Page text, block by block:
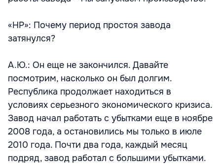
«НР»: Почему период простоя завода
затянулся?
А.Ю.: Он еще не закончился. Давайте
посмотрим, насколько он был долгим.
Республика продолжает находиться в
условиях серьезного экономического кризиса.
Завод начал работать с убытками еще в ноябре
2008 года, а остановились мы только в июле
2010 года. Почти два года, каждый месяц
подряд, завод работал с большими убытками.